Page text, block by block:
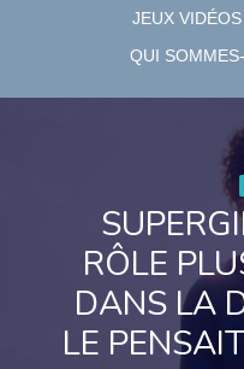
JEUX VIDÉOS
QUI
RÔLE
DANS LA
LE